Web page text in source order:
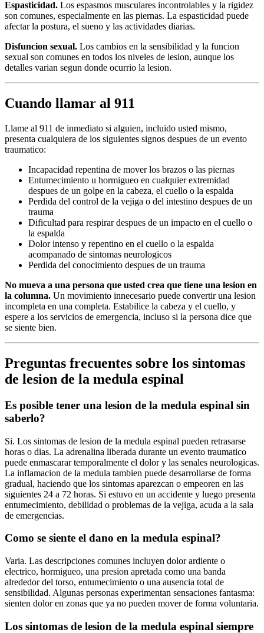
Espasticidad. Los espasmos musculares incontrolables y la rigidez
son comunes, especialmente en las piernas. La espasticidad puede
afectar la postura, el sueno y las actividades diarias.
Disfuncion sexual. Los cambios en la sensibilidad y la funcion
sexual son comunes en todos los niveles de lesion, aunque los
detalles varian segun donde ocurrio la lesion.
Cuando llamar al 911
Llame al 911 de inmediato si alguien, incluido usted mismo,
presenta cualquiera de los siguientes signos despues de un evento
traumatico:
Incapacidad repentina de mover los brazos o las piernas
Entumecimiento u hormigueo en cualquier extremidad
despues de un golpe en la cabeza, el cuello o la espalda
Perdida del control de la vejiga o del intestino despues de un
trauma
Dificultad para respirar despues de un impacto en el cuello o
la espalda
Dolor intenso y repentino en el cuello o la espalda
acompanado de sintomas neurologicos
Perdida del conocimiento despues de un trauma
No mueva a una persona que usted crea que tiene una lesion en
la columna. Un movimiento innecesario puede convertir una lesion
incompleta en una completa. Estabilice la cabeza y el cuello, y
espere a los servicios de emergencia, incluso si la persona dice que
se siente bien.
Preguntas frecuentes sobre los sintomas
de lesion de la medula espinal
Es posible tener una lesion de la medula espinal sin
saberlo?
Si. Los sintomas de lesion de la medula espinal pueden retrasarse
horas o dias. La adrenalina liberada durante un evento traumatico
puede enmascarar temporalmente el dolor y las senales neurologicas.
La inflamacion de la medula tambien puede desarrollarse de forma
gradual, haciendo que los sintomas aparezcan o empeoren en las
siguientes 24 a 72 horas. Si estuvo en un accidente y luego presenta
entumecimiento, debilidad o problemas de la vejiga, acuda a la sala
de emergencias.
Como se siente el dano en la medula espinal?
Varia. Las descripciones comunes incluyen dolor ardiente o
electrico, hormigueo, una presion apretada como una banda
alrededor del torso, entumecimiento o una ausencia total de
sensibilidad. Algunas personas experimentan sensaciones fantasma:
sienten dolor en zonas que ya no pueden mover de forma voluntaria.
Los sintomas de lesion de la medula espinal siempre